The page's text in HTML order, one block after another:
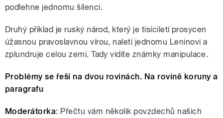
podlehne jednomu šílenci.
Druhý příklad je ruský národ, který je tisíciletí prosycen
úžasnou pravoslavnou vírou, naletí jednomu Leninovi a
zplundruje celou zemi. Tady vidíte známky manipulace.
Problémy se řeší na dvou rovinách. Na rovině koruny a
paragrafu
Moderátorka: Přečtu vám několik povzdechů našich